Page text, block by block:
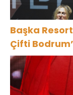
Başka
Çifti